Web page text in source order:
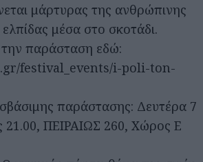
μάρτυρας της ανθρώπινης
μέσα στο σκοτάδι.
την παράσταση εδώ:
festival_events/i-poli-ton-
παράστασης: Δευτέρα 7
21.00, ΠΕΙΡΑΙΩΣ 260, Χώρος Ε